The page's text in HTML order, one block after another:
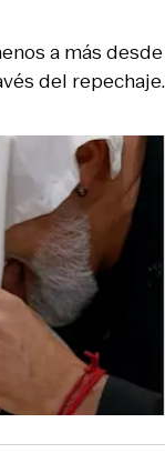
a más desde
del repechaje.